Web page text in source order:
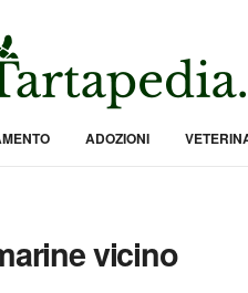
ADOZIONI
vicino